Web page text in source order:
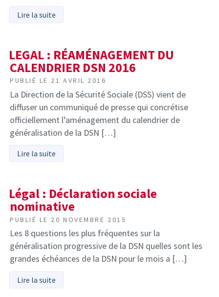
Lire la suite
LEGAL : RÉAMÉNAGEMENT DU
CALENDRIER DSN 2016
PUBLIÉ LE 21 AVRIL 2016
La Direction de la Sécurité Sociale (DSS) vient de
diffuser un communiqué de presse qui concrétise
officiellement l’aménagement du calendrier de
généralisation de la DSN […]
Lire la suite
Légal : Déclaration sociale
nominative
PUBLIÉ LE 20 NOVEMBRE 2015
Les 8 questions les plus fréquentes sur la
généralisation progressive de la DSN quelles sont les
grandes échéances de la DSN pour le mois a […]
Lire la suite